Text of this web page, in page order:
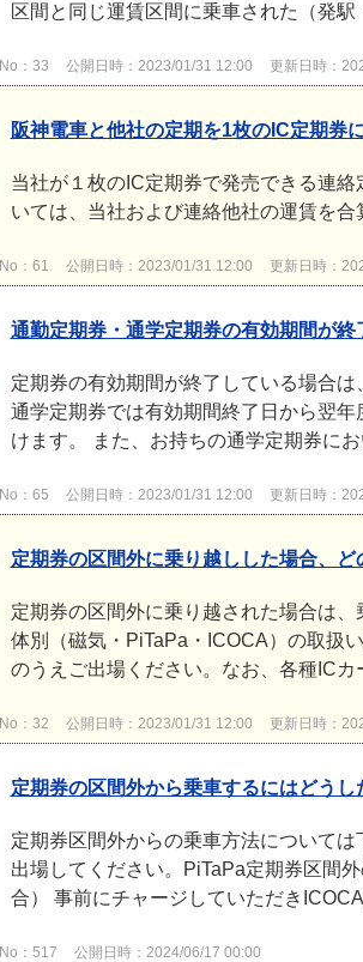
区間と同じ運賃区間に乗車された（発
No：33 公開日時：2023/01/31 12:00 更新日時：
阪神電車と他社の定期を1枚のIC定期券
当社が１枚のIC定期券で発売できる連
いては、当社および連絡他社の運賃を
No：61 公開日時：2023/01/31 12:00 更新日時：
通勤定期券・通学定期券の有効期間が
定期券の有効期間が終了している場合
通学定期券では有効期間終了日から翌
けます。 また、お持ちの通学定期券に
No：65 公開日時：2023/01/31 12:00 更新日時：
定期券の区間外に乗り越しした場合、
定期券の区間外に乗り越された場合は
体別（磁気・PiTaPa・ICOCA）の取扱
のうえご出場ください。なお、各種IC
No：32 公開日時：2023/01/31 12:00 更新日時：
定期券の区間外から乗車するにはどうし
定期券区間外からの乗車方法について
出場してください。PiTaPa定期券区間
合） 事前にチャージしていただき
No：517 公開日時：2024/06/17 00:00